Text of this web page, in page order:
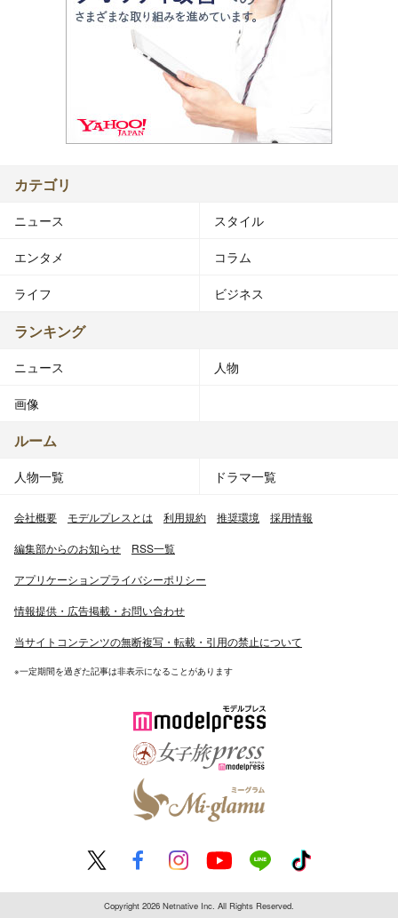
カテゴリ
ニュース スタイル
エンタメ コラム
ライフ ビジネス
ランキング
ニュース 人物
画像
ルーム
人物一覧 ドラマ一覧
会社概要 モデルプレスとは 利用規約 推奨環境 採用情報
編集部からのお知らせ RSS一覧
アプリケーションプライバシーポリシー
情報提供・広告掲載・お問い合わせ
当サイトコンテンツの無断複写・転載・引用の禁止について
※一定期間を過ぎた記事は非表示になることがあります
Copyright 2026 Netnative Inc. All Rights Reserved.